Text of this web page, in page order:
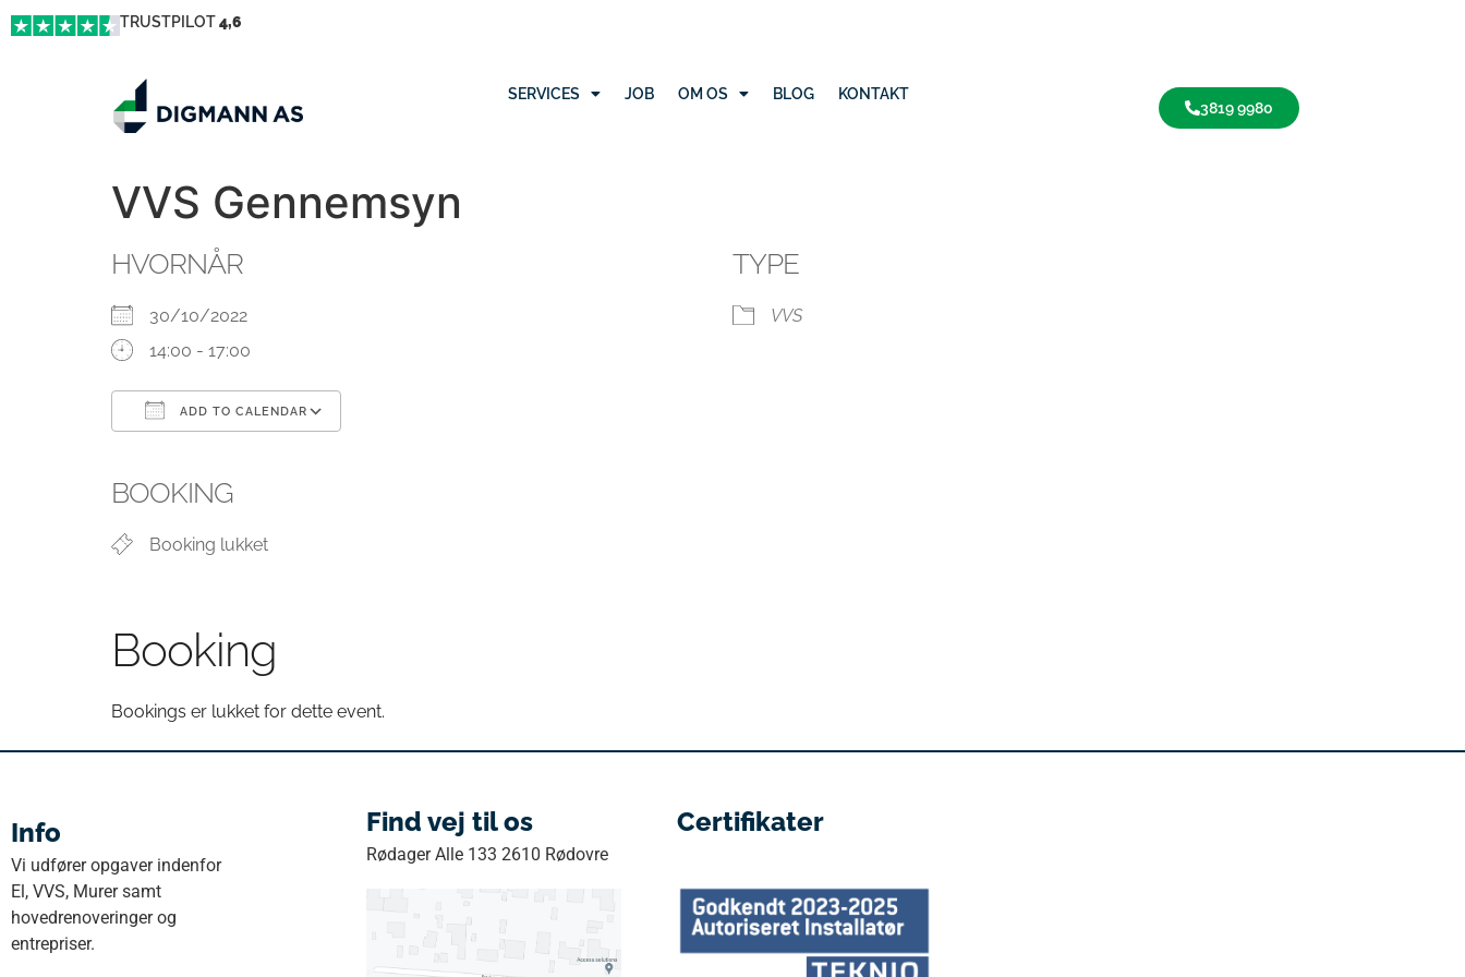
TRUSTPILOT4,6
SERVICES JOB OM OS BLOG
KONTAKT
3819 9980
VVS Gennemsyn
HVORNÅR
30/10/2022
14:00 - 17:00
ADD TO CALENDAR
BOOKING
Booking lukket
TYPE
VVS
Booking
Bookings er lukket for dette event.
Info
Vi udfører opgaver indenfor
El, VVS, Murer samt
hovedrenoveringer og
entrepriser.
Find vej til os
Rødager Alle 133 2610 Rødovre
Certifikater